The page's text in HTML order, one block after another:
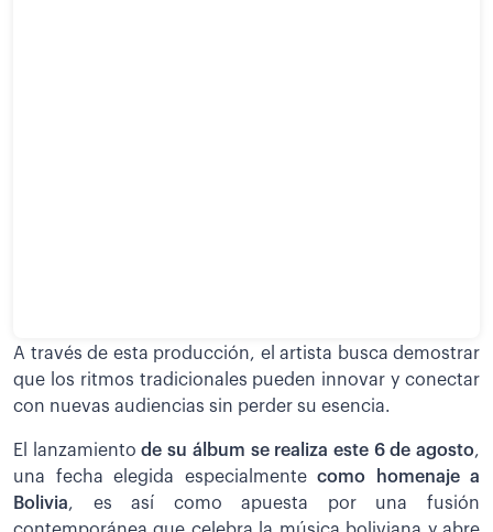
A través de esta producción, el artista busca demostrar
que los ritmos tradicionales pueden innovar y conectar
con nuevas audiencias sin perder su esencia.
El lanzamientode su álbum se realiza este 6 de agosto,
una fecha elegida especialmente como homenaje a
Bolivia, es así como apuesta por una fusión